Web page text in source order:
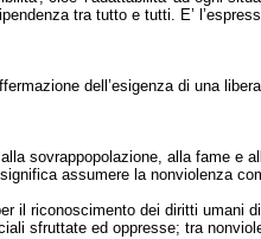
tra tutto e tutti. E’
dell’esigenza di una
sovrappopolazione, alla fame e
assumere la nonviolenza
il riconoscimento dei diritti umani
sfruttate ed oppresse;tra